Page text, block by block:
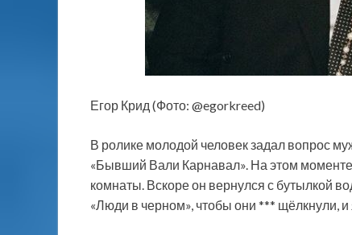
Егор Крид (Фото: @egorkreed)
В ролике молодой человек задал вопрос
«Бывший Вали Карнавал». На этом
комнаты. Вскоре он вернулся с бутылкой
«Люди в черном», чтобы они *** щёлкнули,